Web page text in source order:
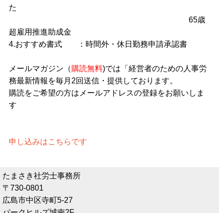
た
65歳
超雇用推進助成金
4.おすすめ書式 ：時間外・休日勤務申請承認書
メールマガジン （購読無料)では「経営者のための人事労
務最新情報を毎月2回送信・提供しております。
購読をご希望の方はメールアドレスの登録をお願いしま
す
申し込みはこちらです
たまさき社労士事務所
〒730-0801
広島市中区寺町5-27